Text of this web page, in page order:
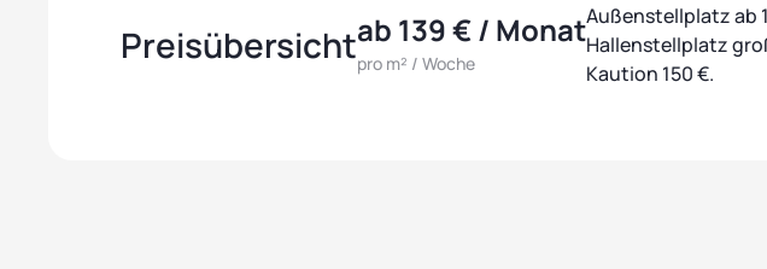
Preisübersichtab 139 € / Monat
pro m² / Woche
Außenstellplatz ab
Hallenstellplatz
Kaution 150 €.